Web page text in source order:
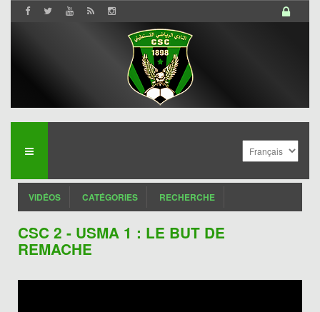
VIDÉOS CATÉGORIES RECHERCHE
CSC 2 - USMA 1 : LE BUT DE
REMACHE